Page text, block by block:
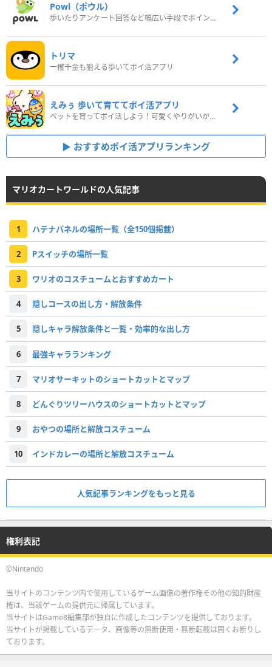
Powl（ポウル）
歩いたりアンケート回答など幅広い手段でポイントをゲット
トリマ
一攫千金も狙える歩いてポイ活アプリ
えみぅ 歩いて育ててポイ活アプリ
ペットを育ってポイ活しよう！可愛くやりがいがある新感覚アプリ
おすすめポイ活アプリランキング
マリオカートワールドの人気記事
1 ハテナパネルの場所一覧（全150個掲載）
2 Pスイッチの場所一覧
3 ワリオのコスチュームとおすすめカート
4 隠しコースの出し方・解放条件
5 隠しキャラ解放条件と一覧・効率的な出し方
6 最強キャラランキング
7 マリオサーキットのショートカットとマップ
8 どんぐりツリーハウスのショートカットとマップ
9 おやつの場所と解放コスチューム
10 インドカレーの場所と解放コスチューム
人気記事ランキングをもっと見る
権利表記
©Nintendo
当サイトのコンテンツ内で使用しているゲーム画像の著作権その他の知的財産
権は、当該ゲームの提供元に帰属しています。
当サイトはGame8編集部が独自に作成したコンテンツを提供しております。
当サイトが掲載しているデータ、画像等の無断使用・無断転載は固くお断りし
ております。